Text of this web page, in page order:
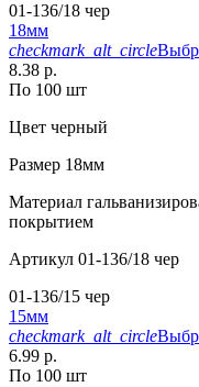
01-136/18 чер
18мм
checkmark_alt_circle
8.38 р.
По 100 шт
Цвет черный
Размер 18мм
Материал
покрытием
Артикул 01-136/18 чер
01-136/15 чер
15мм
checkmark_alt_circle
6.99 р.
По 100 шт